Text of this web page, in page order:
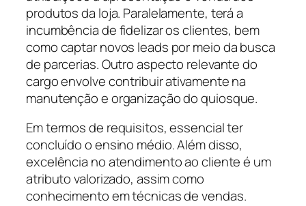
produtos da loja. Paralelamente, terá a
incumbência de fidelizar os clientes, bem
como captar novos leads por meio da busca
de parcerias. Outro aspecto relevante do
cargo envolve contribuir ativamente na
manutenção e organização do quiosque.
Em termos de requisitos, essencial ter
concluído o ensino médio. Além disso,
excelência no atendimento ao cliente é um
atributo valorizado, assim como
conhecimento em técnicas de vendas.